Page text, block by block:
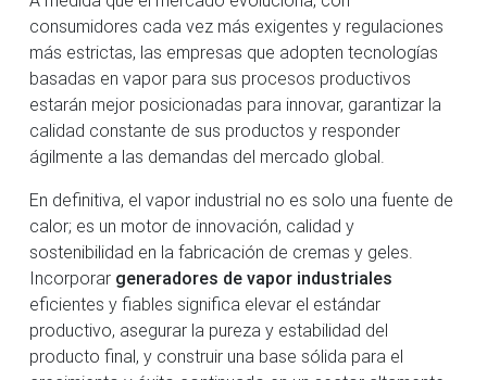
consumidores cada vez más exigentes y regulaciones
más estrictas, las empresas que adopten tecnologías
basadas en vapor para sus procesos productivos
estarán mejor posicionadas para innovar, garantizar la
calidad constante de sus productos y responder
ágilmente a las demandas del mercado global.
En definitiva, el vapor industrial no es solo una fuente de
calor; es un motor de innovación, calidad y
sostenibilidad en la fabricación de cremas y geles.
Incorporar generadores de vapor industriales
eficientes y fiables significa elevar el estándar
productivo, asegurar la pureza y estabilidad del
producto final, y construir una base sólida para el